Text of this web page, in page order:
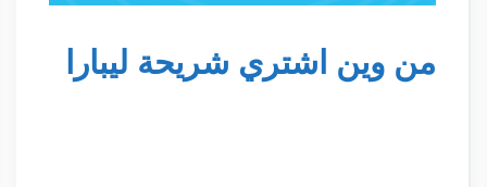
من وين اشتري شريحة ليبارا